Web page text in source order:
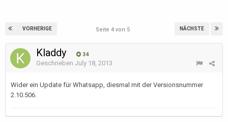
VORHERIGE NÄCHSTE
Seite 4 von 5
Kladdy 34
Geschrieben July 18, 2013
Wider ein Update für Whatsapp, diesmal mit der Versionsnummer
2.10.506.